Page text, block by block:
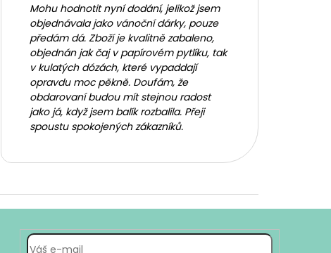
Mohu hodnotit nyní dodání, jelikož jsem
objednávala jako vánoční dárky, pouze
předám dá. Zboží je kvalitně zabaleno,
objednán jak čaj v papírovém pytlíku, tak
v kulatých dózách, které vypaddají
opravdu moc pěkně. Doufám, že
obdarovaní budou mít stejnou radost
jako já, když jsem balík rozbalila. Přeji
spoustu spokojených zákazníků.